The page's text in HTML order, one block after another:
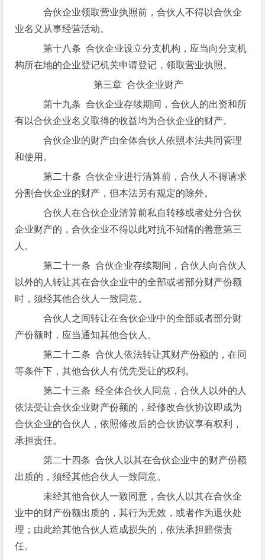
合伙企业领取营业执照前，合伙人不得以合伙企
业名义从事经营活动。
第十八条 合伙企业设立分支机构，应当向分支机
构所在地的企业登记机关申请登记，领取营业执照。
第三章 合伙企业财产
第十九条 合伙企业存续期间，合伙人的出资和所
有以合伙企业名义取得的收益均为合伙企业的财产。
合伙企业的财产由全体合伙人依照本法共同管理
和使用。
第二十条 合伙企业进行清算前，合伙人不得请求
分割合伙企业的财产，但本法另有规定的除外。
合伙人在合伙企业清算前私自转移或者处分合伙
企业财产的，合伙企业不得以此对抗不知情的善意第三
人。
第二十一条 合伙企业存续期间，合伙人向合伙人
以外的人转让其在合伙企业中的全部或者部分财产份额
时，须经其他合伙人一致同意。
合伙人之间转让在合伙企业中的全部或者部分财
产份额时，应当通知其他合伙人。
第二十二条 合伙人依法转让其财产份额的，在同
等条件下，其他合伙人有优先受让的权利。
第二十三条 经全体合伙人同意，合伙人以外的人
依法受让合伙企业财产份额的，经修改合伙协议即成为
合伙企业的合伙人，依照修改后的合伙协议享有权利，
承担责任。
第二十四条 合伙人以其在合伙企业中的财产份额
出质的，须经其他合伙人一致同意。
未经其他合伙人一致同意，合伙人以其在合伙企
业中的财产份额出质的，其行为无效，或者作为退伙处
理；由此给其他合伙人造成损失的，依法承担赔偿责
任。